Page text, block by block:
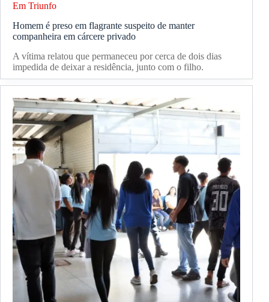
Em Triunfo
Homem é preso em flagrante suspeito de manter
companheira em cárcere privado
A vítima relatou que permaneceu por cerca de dois dias
impedida de deixar a residência, junto com o filho.